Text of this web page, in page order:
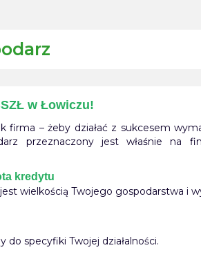
w Łowiczu!
firma – żeby działać z sukcesem
przeznaczony jest właśnie na
kredytu
wielkością Twojego gospodarstwa i
specyfiki Twojej działalności.